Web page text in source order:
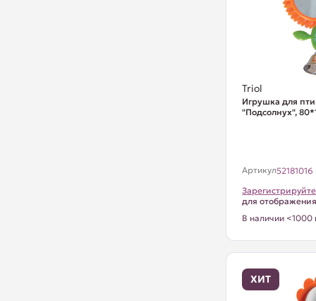
Triol
Игрушка для
"Подсолнух",
Артикул52181016
для
В наличии <1000
ХИТ